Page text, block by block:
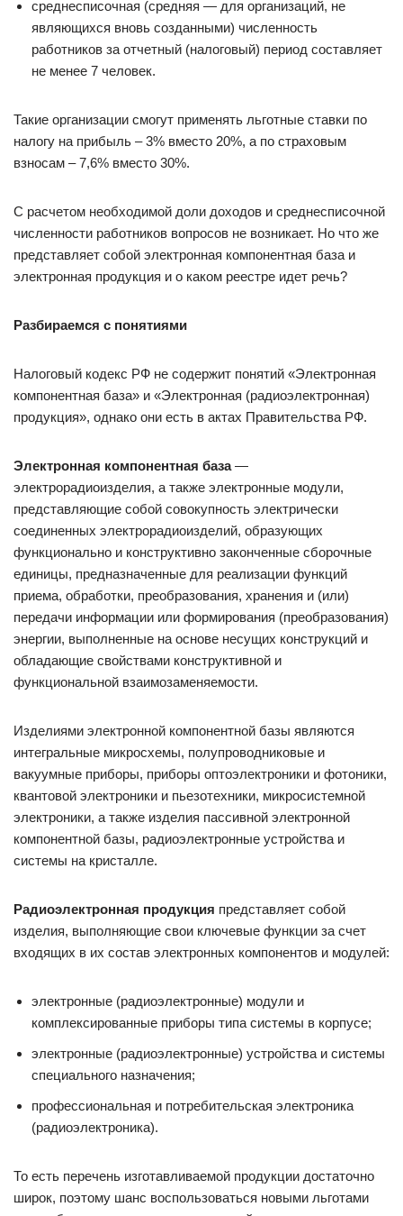
среднесписочная (средняя — для организаций, не
являющихся вновь созданными) численность
работников за отчетный (налоговый) период составляет
не менее 7 человек.
Такие организации смогут применять льготные ставки по
налогу на прибыль – 3% вместо 20%, а по страховым
взносам – 7,6% вместо 30%.
С расчетом необходимой доли доходов и среднесписочной
численности работников вопросов не возникает. Но что же
представляет собой электронная компонентная база и
электронная продукция и о каком реестре идет речь?
Разбираемся с понятиями
Налоговый кодекс РФ не содержит понятий «Электронная
компонентная база» и «Электронная (радиоэлектронная)
продукция», однако они есть в актах Правительства РФ.
Электронная компонентная база—
электрорадиоизделия, а также электронные модули,
представляющие собой совокупность электрически
соединенных электрорадиоизделий, образующих
функционально и конструктивно законченные сборочные
единицы, предназначенные для реализации функций
приема, обработки, преобразования, хранения и (или)
передачи информации или формирования (преобразования)
энергии, выполненные на основе несущих конструкций и
обладающие свойствами конструктивной и
функциональной взаимозаменяемости.
Изделиями электронной компонентной базы являются
интегральные микросхемы, полупроводниковые и
вакуумные приборы, приборы оптоэлектроники и фотоники,
квантовой электроники и пьезотехники, микросистемной
электроники, а также изделия пассивной электронной
компонентной базы, радиоэлектронные устройства и
системы на кристалле.
Радиоэлектронная продукция представляет собой
изделия, выполняющие свои ключевые функции за счет
входящих в их состав электронных компонентов и модулей:
электронные (радиоэлектронные) модули и
комплексированные приборы типа системы в корпусе;
электронные (радиоэлектронные) устройства и системы
специального назначения;
профессиональная и потребительская электроника
(радиоэлектроника).
То есть перечень изготавливаемой продукции достаточно
широк, поэтому шанс воспользоваться новыми льготами